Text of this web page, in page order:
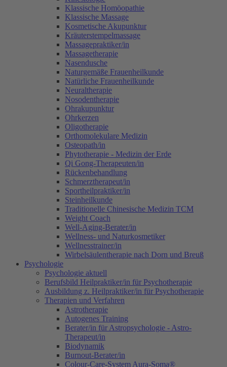
Klassische Homöopathie
Klassische Massage
Kosmetische Akupunktur
Kräuterstempelmassage
Massagepraktiker/in
Massagetherapie
Nasendusche
Naturgemäße Frauenheilkunde
Natürliche Frauenheilkunde
Neuraltherapie
Nosodentherapie
Ohrakupunktur
Ohrkerzen
Oligotherapie
Orthomolekulare Medizin
Osteopath/in
Phytotherapie - Medizin der Erde
Qi Gong-Therapeuten/in
Rückenbehandlung
Schmerztherapeut/in
Sportheilpraktiker/in
Steinheilkunde
Traditionelle Chinesische Medizin TCM
Weight Coach
Well-Aging-Berater/in
Wellness- und Naturkosmetiker
Wellnesstrainer/in
Wirbelsäulentherapie nach Dorn und Breuß
Psychologie
Psychologie aktuell
Berufsbild Heilpraktiker/in für Psychotherapie
Ausbildung z. Heilpraktiker/in für Psychotherapie
Therapien und Verfahren
Astrotherapie
Autogenes Training
Berater/in für Astropsychologie - Astro-
Therapeut/in
Biodynamik
Burnout-Berater/in
Colour-Care-System Aura-Soma®